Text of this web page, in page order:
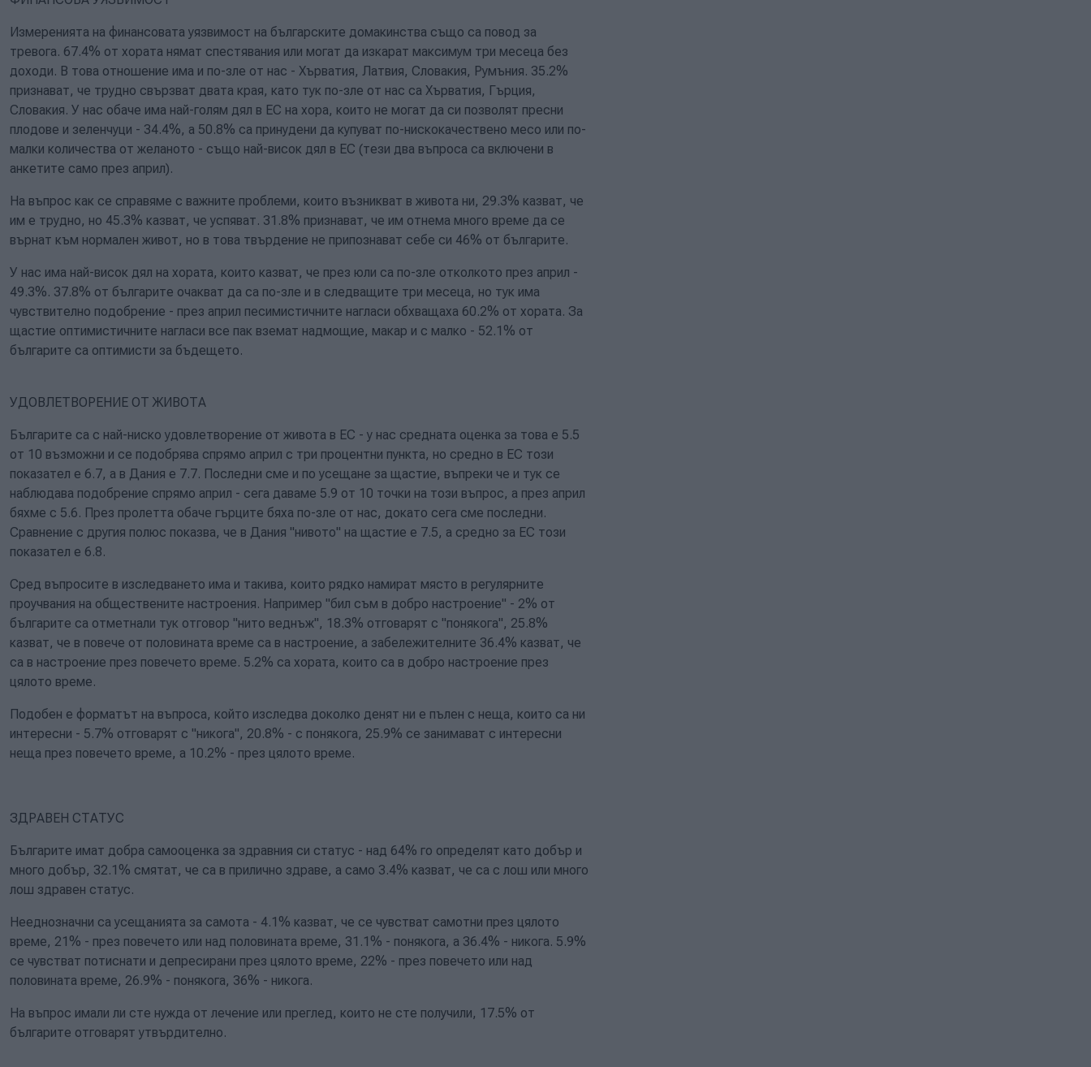
Измеренията на финансовата уязвимост на българските домакинства също са повод за
тревога. 67.4% от хората нямат спестявания или могат да изкарат максимум три месеца без
доходи. В това отношение има и по-зле от нас - Хърватия, Латвия, Словакия, Румъния. 35.2%
признават, че трудно свързват двата края, като тук по-зле от нас са Хърватия, Гърция,
Словакия. У нас обаче има най-голям дял в ЕС на хора, които не могат да си позволят пресни
плодове и зеленчуци - 34.4%, а 50.8% са принудени да купуват по-нискокачествено месо или по-
малки количества от желаното - също най-висок дял в ЕС (тези два въпроса са включени в
анкетите само през април).
На въпрос как се справяме с важните проблеми, които възникват в живота ни, 29.3% казват, че
им е трудно, но 45.3% казват, че успяват. 31.8% признават, че им отнема много време да се
върнат към нормален живот, но в това твърдение не припознават себе си 46% от българите.
У нас има най-висок дял на хората, които казват, че през юли са по-зле отколкото през април -
49.3%. 37.8% от българите очакват да са по-зле и в следващите три месеца, но тук има
чувствително подобрение - през април песимистичните нагласи обхващаха 60.2% от хората. За
щастие оптимистичните нагласи все пак вземат надмощие, макар и с малко - 52.1% от
българите са оптимисти за бъдещето.
УДОВЛЕТВОРЕНИЕ ОТ ЖИВОТА
Българите са с най-ниско удовлетворение от живота в ЕС - у нас средната оценка за това е 5.5
от 10 възможни и се подобрява спрямо април с три процентни пункта, но средно в ЕС този
показател е 6.7, а в Дания е 7.7. Последни сме и по усещане за щастие, въпреки че и тук се
наблюдава подобрение спрямо април - сега даваме 5.9 от 10 точки на този въпрос, а през април
бяхме с 5.6. През пролетта обаче гърците бяха по-зле от нас, докато сега сме последни.
Сравнение с другия полюс показва, че в Дания "нивото" на щастие е 7.5, а средно за ЕС този
показател е 6.8.
Сред въпросите в изследването има и такива, които рядко намират място в регулярните
проучвания на обществените настроения. Например "бил съм в добро настроение" - 2% от
българите са отметнали тук отговор "нито веднъж", 18.3% отговарят с "понякога", 25.8%
казват, че в повече от половината време са в настроение, а забележителните 36.4% казват, че
са в настроение през повечето време. 5.2% са хората, които са в добро настроение през
цялото време.
Подобен е форматът на въпроса, който изследва доколко денят ни е пълен с неща, които са ни
интересни - 5.7% отговарят с "никога", 20.8% - с понякога, 25.9% се занимават с интересни
неща през повечето време, а 10.2% - през цялото време.
ЗДРАВЕН СТАТУС
Българите имат добра самооценка за здравния си статус - над 64% го определят като добър и
много добър, 32.1% смятат, че са в прилично здраве, а само 3.4% казват, че са с лош или много
лош здравен статус.
Нееднозначни са усещанията за самота - 4.1% казват, че се чувстват самотни през цялото
време, 21% - през повечето или над половината време, 31.1% - понякога, а 36.4% - никога. 5.9%
се чувстват потиснати и депресирани през цялото време, 22% - през повечето или над
половината време, 26.9% - понякога, 36% - никога.
На въпрос имали ли сте нужда от лечение или преглед, които не сте получили, 17.5% от
българите отговарят утвърдително.